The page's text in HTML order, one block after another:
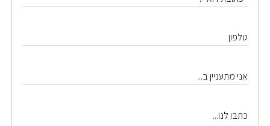
טלפון
אני מתעניין ב...
כתבו לנו...